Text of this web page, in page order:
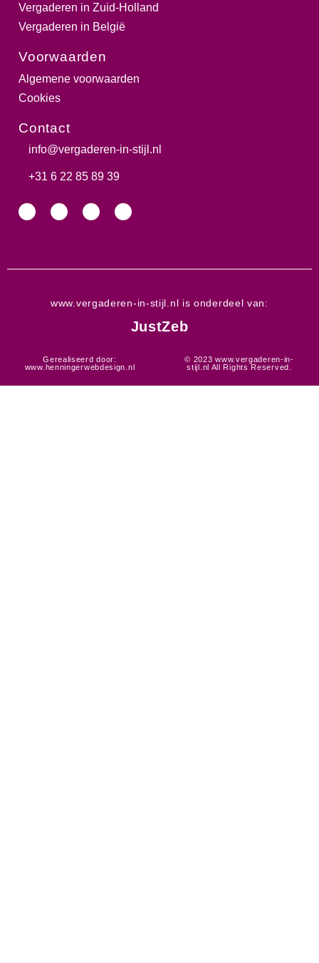
Vergaderen in Zuid-Holland
Vergaderen in België
Voorwaarden
Algemene voorwaarden
Cookies
Contact
info@vergaderen-in-stijl.nl​
+31 6 22 85 89 39​
www.vergaderen-in-stijl.nl is onderdeel van:
JustZeb
Gerealiseerd door:
www.henningerwebdesign.nl
© 2023 www.vergaderen-in-
stijl.nl All Rights Reserved.